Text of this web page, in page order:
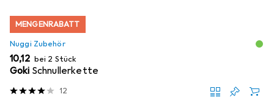
MENGENRABATT
Nuggi Zubehör
EUR
10,12 bei 2 Stück
Goki Schnullerkette
12